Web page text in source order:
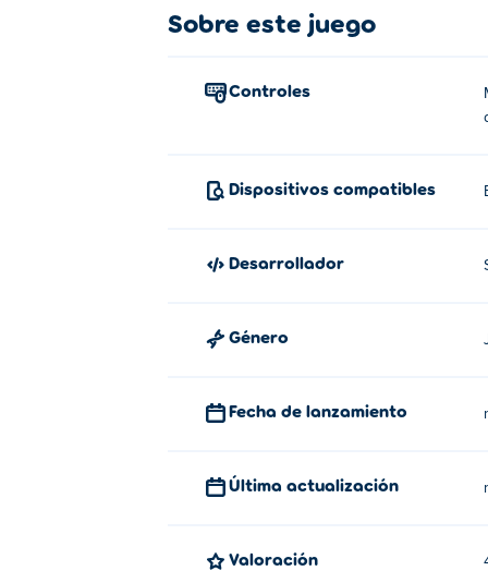
Mueva su tarjeta de cerdo hacia la tarjeta
Boomy ninja-shurican
Sobre este juego
Controles
Dispositivos compatibles
Desarrollador
Género
Fecha de lanzamiento
Última actualización
Valoración